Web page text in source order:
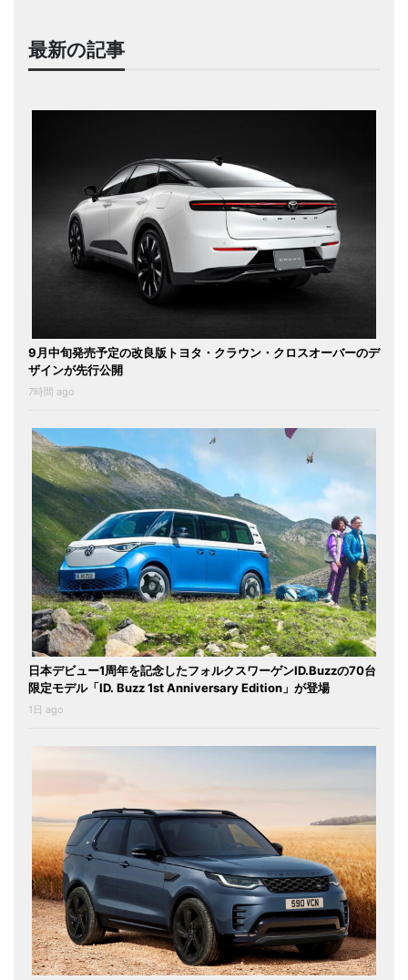
最新の記事
9月中旬発売予定の改良版トヨタ・クラウン・クロスオーバーのデ
ザインが先行公開
7時間 ago
日本デビュー1周年を記念したフォルクスワーゲンID.Buzzの70台
限定モデル「ID. Buzz 1st Anniversary Edition」が登場
1日 ago